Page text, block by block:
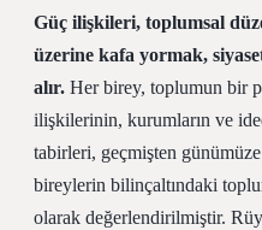
Güç ilişkileri, toplumsal
üzerine kafa yormak,
alır. Her birey, toplumun bir
ilişkilerinin, kurumların ve
tabirleri, geçmişten
bireylerin bilinçaltındaki
olarak değerlendirilmiştir.